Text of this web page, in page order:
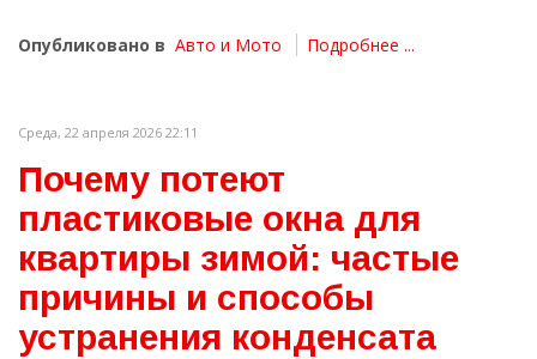
Опубликовано в Авто и Мото Подробнее ...
Среда, 22 апреля 2026 22:11
Почему потеют
пластиковые окна для
квартиры зимой: частые
причины и способы
устранения конденсата